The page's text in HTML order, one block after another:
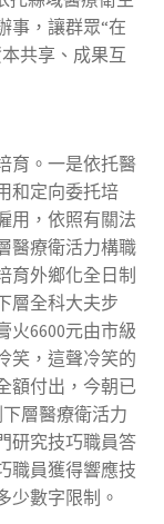
事，讓群眾“在
共享、成果互
。一是依托醫
和定向委托培
用，依照有關法
醫療衛活力構職
育外鄉化全日制
層全科大夫步
火6600元由市級
笑，這聲冷笑的
額付出，今朝已
層醫療衛活力
研究技巧職員答
職員獲得響應技
少數字限制。